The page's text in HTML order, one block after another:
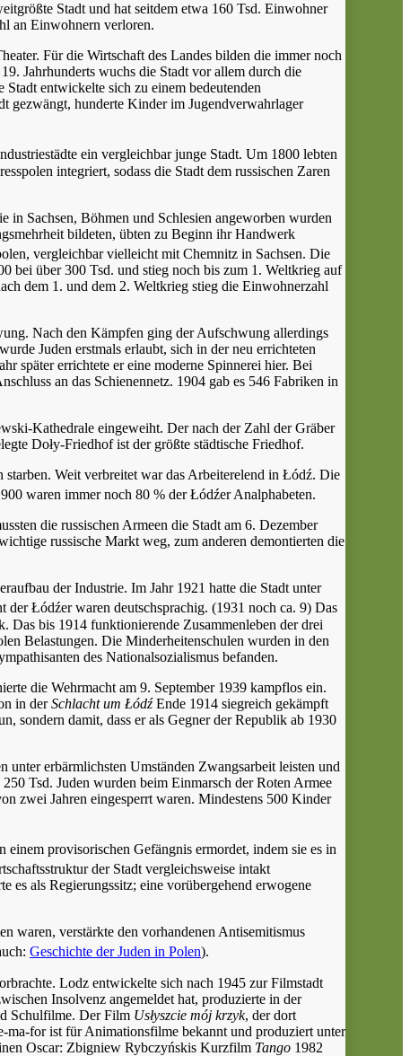
Stadt und hat seitdem etwa 160 Tsd. Einwohner
an Einwohnern verloren.
Für die Wirtschaft des Landes bilden die immer noch
Jahrhunderts wuchs die Stadt vor allem durch die
entwickelte sich zu einem bedeutenden
gezwängt, hunderte Kinder im Jugendverwahrlager
ein vergleichbar junge Stadt. Um 1800 lebten
integriert, sodass die Stadt dem russischen Zaren
in Sachsen, Böhmen und Schlesien angeworben wurden
bildeten, übten zu Beginn ihr Handwerk
vergleichbar vielleicht mit Chemnitz in Sachsen. Die
bei über 300 Tsd. und stieg noch bis zum 1. Weltkrieg auf
dem 1. und dem 2. Weltkrieg stieg die Einwohnerzahl
Nach den Kämpfen ging der Aufschwung allerdings
Juden erstmals erlaubt, sich in der neu errichteten
später errichtete er eine moderne Spinnerei hier. Bei
an das Schienennetz. 1904 gab es 546 Fabriken in
Kathedrale eingeweiht. Der nach der Zahl der Gräber
Doły-Friedhof ist der größte städtische Friedhof.
Weit verbreitet war das Arbeiterelend in Łódź. Die
waren immer noch 80 % der Łódźer Analphabeten.
die russischen Armeen die Stadt am 6. Dezember
russische Markt weg, zum anderen demontierten die
der Industrie. Im Jahr 1921 hatte die Stadt unter
der Łódźer waren deutschsprachig. (1931 noch ca. 9) Das
Das bis 1914 funktionierende Zusammenleben der drei
Belastungen. Die Minderheitenschulen wurden in den
des Nationalsozialismus befanden.
die Wehrmacht am 9. September 1939 kampflos ein.
in derSchlacht um ŁódźEnde 1914 siegreich gekämpft
sondern damit, dass er als Gegner der Republik ab 1930
erbärmlichsten Umständen Zwangsarbeit leisten und
Tsd. Juden wurden beim Einmarsch der Roten Armee
zwei Jahren eingesperrt waren. Mindestens 500 Kinder
provisorischen Gefängnis ermordet, indem sie es in
der Stadt vergleichsweise intakt
es als Regierungssitz; eine vorübergehend erwogene
waren, verstärkte den vorhandenen Antisemitismus
Geschichte der Juden in Polen).
Lodz entwickelte sich nach 1945 zur Filmstadt
Insolvenz angemeldet hat, produzierte in der
Schulfilme. Der Film Usłyszcie mój krzyk, der dort
for ist für Animationsfilme bekannt und produziert unter
Oscar: Zbigniew Rybczyńskis Kurzfilm Tango 1982